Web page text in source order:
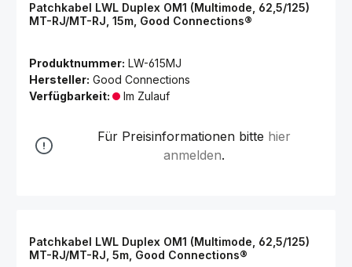
Patchkabel LWL Duplex OM1 (Multimode, 62,5/125)
MT-RJ/MT-RJ, 15m, Good Connections®
Produktnummer: LW-615MJ
Hersteller: Good Connections
Verfügbarkeit:
Im Zulauf
Für Preisinformationen bitte hier
anmelden.
Patchkabel LWL Duplex OM1 (Multimode, 62,5/125)
MT-RJ/MT-RJ, 5m, Good Connections®